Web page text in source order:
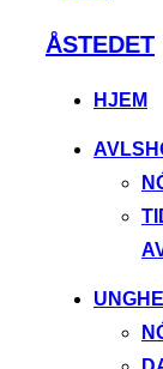
VidereÅSTEDET
HJEM